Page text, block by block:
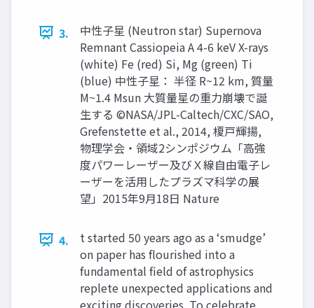
3.
中性子星 (Neutron star) Supernova
Remnant Cassiopeia A 4-6 keV X-rays
(white) Fe (red) Si, Mg (green) Ti
(blue) 中性子星： 半径 R~12 km, 質量
M~1.4 Msun 大質量星の重力崩壊で誕
生する ©NASA/JPL-Caltech/CXC/SAO,
Grefenstette et al., 2014, 榎戸輝揚,
物理学会・領域2シンポジウム「高強
度パワーレーザー及びＸ線自由電子レ
ーザーを活用したプラズマ科学の展
望」2015年9月18日 Nature
4.
t started 50 years ago as a ‘smudge’
on paper has flourished into a
fundamental field of astrophysics
replete unexpected applications and
exciting discoveries. To celebrate